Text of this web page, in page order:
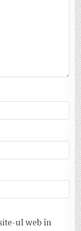
ul web în